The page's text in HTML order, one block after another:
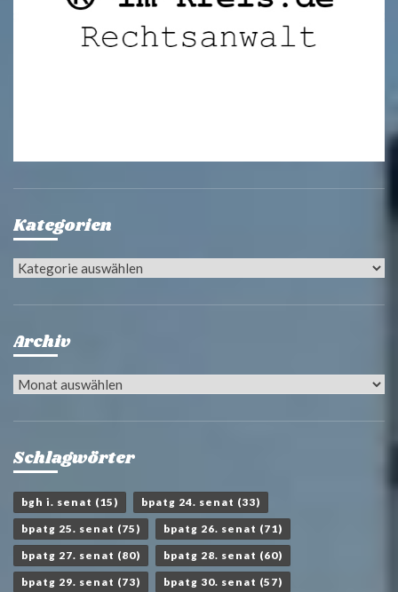
Kategorien
Kategorien
Archiv
Archiv
Schlagwörter
bgh i. senat (15) bpatg 24. senat (33)
bpatg 25. senat (75) bpatg 26. senat (71)
bpatg 27. senat (80) bpatg 28. senat (60)
bpatg 29. senat (73) bpatg 30. senat (57)